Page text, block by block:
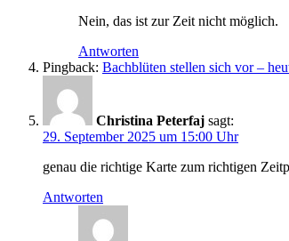
Nein, das ist zur Zeit nicht möglich.
Antworten
Pingback: Bachblüten stellen sich vor –
Christina Peterfaj sagt:
29. September 2025 um 15:00 Uhr
genau die richtige Karte zum richtigen
Antworten